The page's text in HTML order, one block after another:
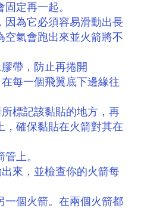
定再一起。
因為它必須容易滑動出長
空氣會跑出來並火箭將不
帶，防止再捲開
每一個飛翼底下邊緣往
標記該黏貼的地方，再
，確保黏貼在火箭對其在
上。
來，並檢查你的火箭每
一個火箭。在兩個火箭都